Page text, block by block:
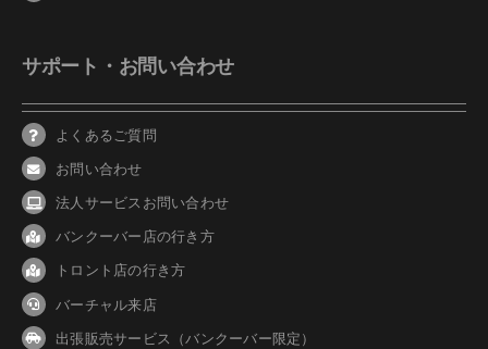
サポート・お問い合わせ
よくあるご質問
お問い合わせ
法人サービスお問い合わせ
バンクーバー店の行き方
トロント店の行き方
バーチャル来店
出張販売サービス（バンクーバー限定）